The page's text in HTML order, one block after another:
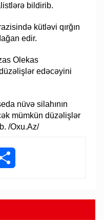
bildirib.
kütləvi qırğın
edir.
Olekas
edəcəyini
nüvə silahının
mümkün düzəlişlər
/Oxu.Az/